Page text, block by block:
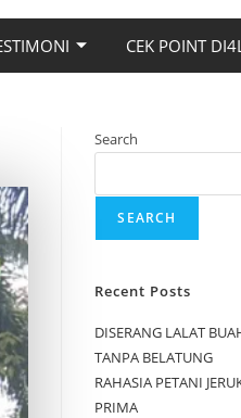
CEK POINT
Search
SEARCH
Recent Posts
DISERANG LALAT
TANPA BELATUNG
RAHASIA PETANI
PRIMA